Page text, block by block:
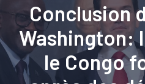
Conclusion
Washington:
le Congo